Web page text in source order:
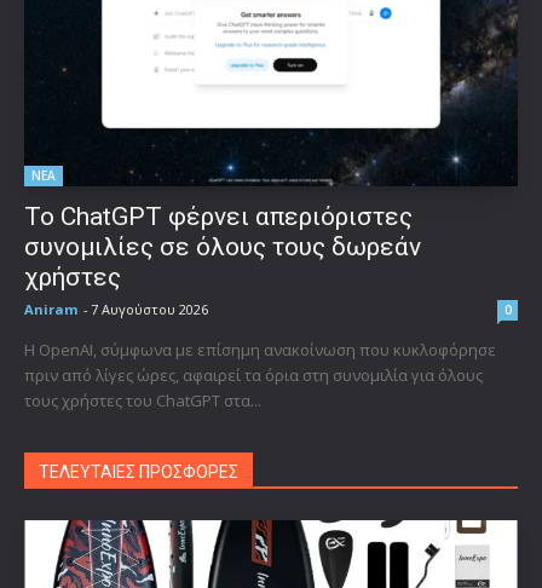
ΝΕΑ
Το ChatGPT φέρνει απεριόριστες
συνομιλίες σε όλους τους δωρεάν
χρήστες
Aniram - 7 Αυγούστου 2026 0
Η OpenAI, σύμφωνα με επίσημη ανακοίνωση που κυκλοφόρησε
πριν από λίγες ώρες, αφαιρεί τα όρια στη συνομιλία για όλους
τους χρήστες του ChatGPT στα...
ΤΕΛΕΥΤΑΙΕΣ ΠΡΟΣΦΟΡΕΣ